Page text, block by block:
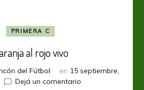
PRIMERA C
al rojo vivo
del Fútbol en 15 septiembre,
Dejá un comentarioen